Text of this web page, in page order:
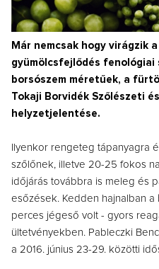
Már nemcsak hogy virágzik
gyümölcsfejlődés fenológiai
borsószem méretűek, a
Tokaji Borvidék Szőlészeti
helyzetjelentése.
Ilyenkor rengeteg tápanyagra
szőlőnek, illetve 20-25 fokos
időjárás továbbra is meleg és
esőzések. Kedden hajnalban
perces jégeső volt - gyors
ültetvényekben. Pableczki
a 2016. június 23-29. közötti